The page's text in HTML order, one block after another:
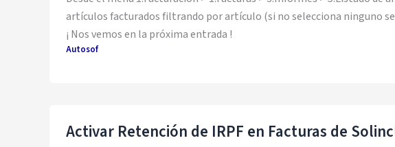
artículos facturados filtrando por artículo (si no selecciona ninguno
¡ Nos vemos en la próxima entrada !
Autosof
Activar Retención de IRPF en Facturas de